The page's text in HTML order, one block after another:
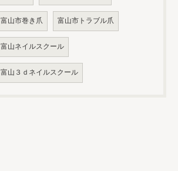
富山市巻き爪 富山市トラブル爪
富山ネイルスクール
富山３ｄネイルスクール